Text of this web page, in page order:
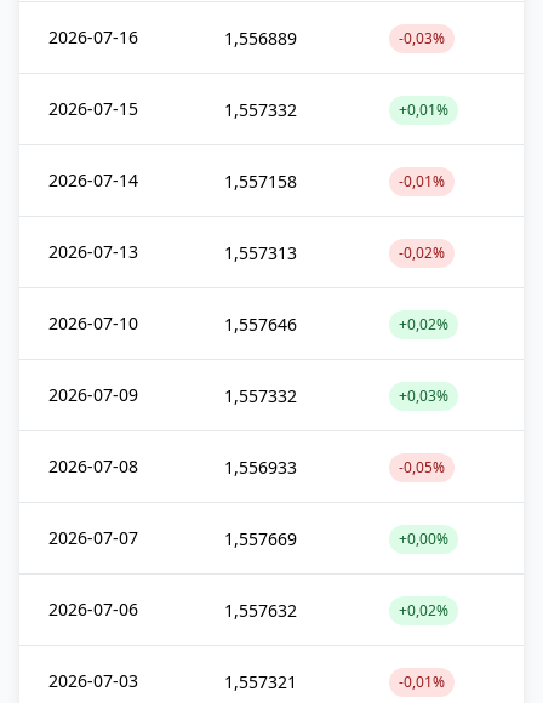
2026-07-16 1,556889 -0,03%
2026-07-15 1,557332 +0,01%
2026-07-14 1,557158 -0,01%
2026-07-13 1,557313 -0,02%
2026-07-10 1,557646 +0,02%
2026-07-09 1,557332 +0,03%
2026-07-08 1,556933 -0,05%
2026-07-07 1,557669 +0,00%
2026-07-06 1,557632 +0,02%
2026-07-03 1,557321 -0,01%